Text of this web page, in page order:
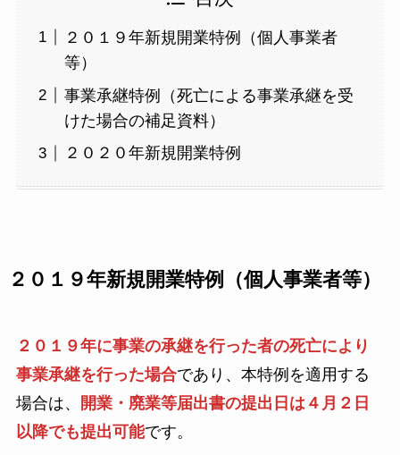
２０１９年新規開業特例（個人事業者
等）
事業承継特例（死亡による事業承継を受
けた場合の補足資料）
２０２０年新規開業特例
２０１９年新規開業特例（個人事業者等）
２０１９年に事業の承継を行った者の死亡により
事業承継を行った場合であり、本特例を適用する
場合は、
開業・廃業等届出書の提出日は４月２日
以降でも提出可能です。